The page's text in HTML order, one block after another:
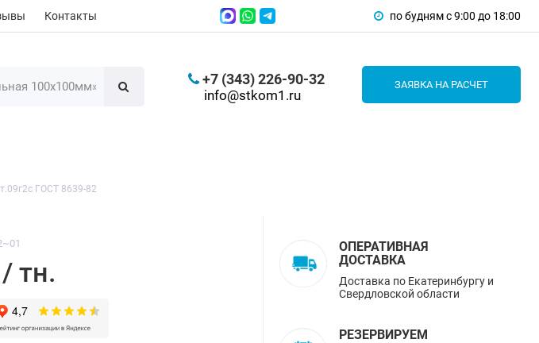
Контакты по будням с 9:00 до 18:00
+7 (343) 226-90-32
info@stkom1.ru
ЗАЯВКА НА РАСЧЕТ
ГОСТ 8639-82
тн.
ОПЕРАТИВНАЯ
ДОСТАВКА
Доставка по Екатеринбургу и
Свердловской области
РЕЗЕРВИРУЕМ